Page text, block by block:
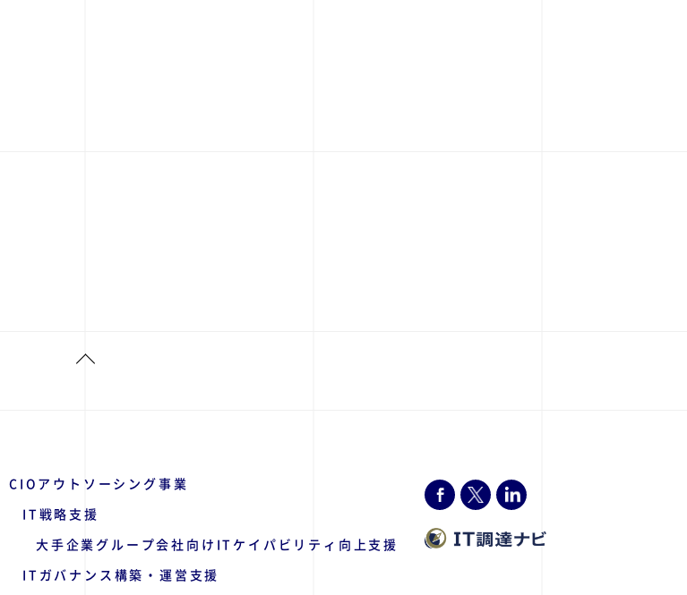
CIOアウトソーシング事業
IT戦略支援
大手企業グループ会社向けITケイパビリティ向上支援
ITガバナンス構築・運営支援